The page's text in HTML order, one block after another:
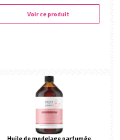
Voir ce produit